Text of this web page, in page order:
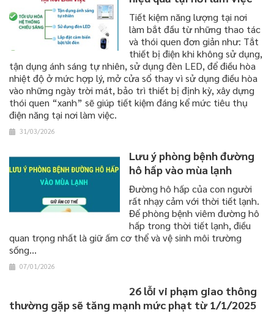
Tiết kiệm năng lượng tại nơi
làm bắt đầu từ những thao tác
và thói quen đơn giản như: Tắt
thiết bị điện khi không sử dụng,
tận dụng ánh sáng tự nhiên, sử dụng đèn LED, để điều hòa
nhiệt độ ở mức hợp lý, mở cửa sổ thay vì sử dụng điều hòa
vào những ngày trời mát, bảo trì thiết bị định kỳ, xây dựng
thói quen “xanh” sẽ giúp tiết kiệm đáng kể mức tiêu thụ
điện năng tại nơi làm việc.
31/03/2026
Lưu ý phòng bệnh đường
hô hấp vào mùa lạnh
Đường hô hấp của con người
rất nhạy cảm với thời tiết lạnh.
Để phòng bệnh viêm đường hô
hấp trong thời tiết lạnh, điều
quan trọng nhất là giữ ấm cơ thể và vệ sinh môi trường
sống...
07/01/2026
26 lỗi vi phạm giao thông
thường gặp sẽ tăng mạnh mức phạt từ 1/1/2025